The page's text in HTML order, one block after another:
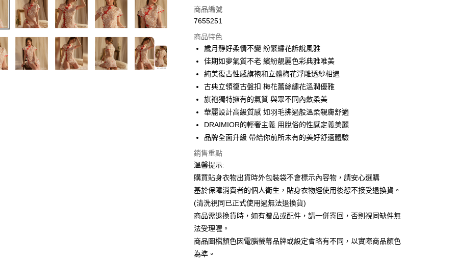
信用卡一次付款
LINE Pay
Apple Pay
街口支付
悠遊付
ATM付款
運送方式
全家付款取貨
每筆NT$65，滿NT$599(含以上)免運費
7-11付款取貨
每筆NT$65，滿NT$599(含以上)免運費
宅配
每筆NT$80，滿NT$599(含以上)免運費
商品編號
7655251
商品特色
歲月靜好柔情不變 紛繁繡花訴說風雅
佳期如夢氣質不老 繽紛靚麗色彩典雅唯美
純美復古性感旗袍和立體梅花浮雕透紗相遇
古典立領復古盤扣 梅花蕾絲繡花溫潤優雅
旗袍獨特擁有的氣質 與眾不同內斂柔美
華麗設計高級質感 如羽毛拂過般溫柔親膚舒適
DRAIMIOR的輕奢主義 用脫俗的性感定義美麗
品牌全面升級 帶給你前所未有的美好舒適體驗
銷售重點
溫馨提示:
購買貼身衣物出貨時外包裝袋不會標示內容物，請安心選購
基於保障消費者的個人衛生，貼身衣物經使用後恕不接受退換貨。
(清洗視同已正式使用過無法退換貨)
商品需退換貨時，如有贈品或配件，請一併寄回，否則視同缺件無
法受理喔。
商品圖檔顏色因電腦螢幕品牌或設定會略有不同，以實際商品顏色
為準。